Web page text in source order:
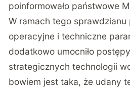
poinformowało państwowe
W ramach tego
operacyjne i techniczne
dodatkowo umocniło
strategicznych technologii
bowiem jest taka, że udany